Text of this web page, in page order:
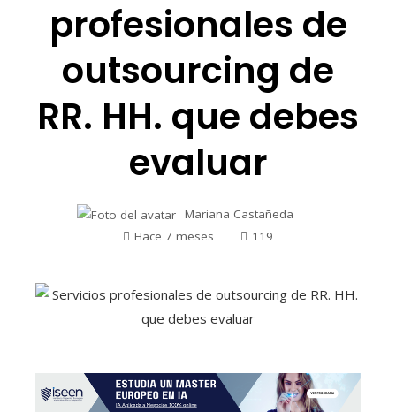
profesionales de
outsourcing de
RR. HH. que debes
evaluar
Mariana Castañeda
Hace 7 meses
119